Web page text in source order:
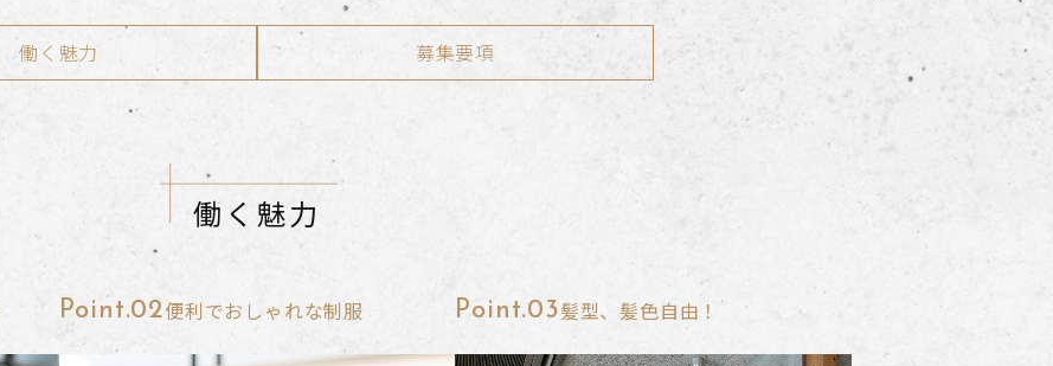
働く魅力 募集要項
働く魅力
Point.02便利でおしゃれな制服 Point.03髪型、髪色自由！